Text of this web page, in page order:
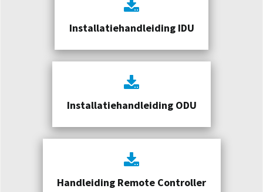
Installatiehandleiding IDU
Installatiehandleiding ODU
Handleiding Remote Controller